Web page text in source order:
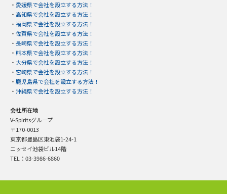
・ 愛媛県で会社を設立する方法！
・ 高知県で会社を設立する方法！
・ 福岡県で会社を設立する方法！
・ 佐賀県で会社を設立する方法！
・ 長崎県で会社を設立する方法！
・ 熊本県で会社を設立する方法！
・ 大分県で会社を設立する方法！
・ 宮崎県で会社を設立する方法！
・ 鹿児島県で会社を設立する方法！
・ 沖縄県で会社を設立する方法！
会社所在地
V-Spiritsグループ
〒170-0013
東京都豊島区東池袋1-24-1
ニッセイ池袋ビル14階
TEL：03-3986-6860